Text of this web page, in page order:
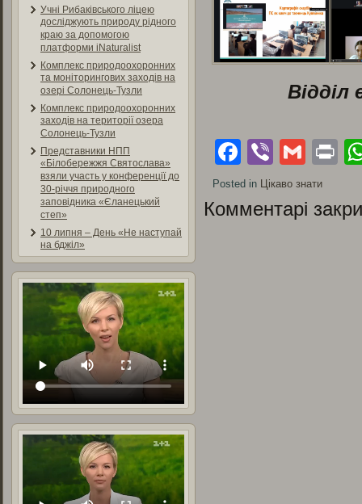
Учні Рибаківського ліцею
досліджують природу рідного
краю за допомогою
платформи iNaturalist
Комплекс природоохоронних
та моніторингових заходів на
озері Солонець-Тузли
Комплекс природоохоронних
заходів на території озера
Солонець-Тузли
Представники НПП
«Білобережжя Святослава»
взяли участь у конференції до
30-річчя природного
заповідника «Єланецький
степ»
10 липня – День «Не наступай
на бджіл»
Відділ
Facebook
Viber
Posted in Цікаво знати
Комментарі